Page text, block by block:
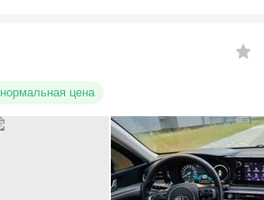
нормальная цена